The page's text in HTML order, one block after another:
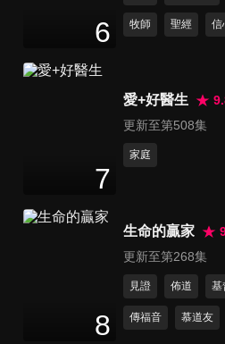
第
第17
57
第
6 牧師 聖經 信
7
愛+好醫生
更新至第508集
家庭
8
生命的贏家
更新至第268集
見證 佈道 基
傳福音 慕道友